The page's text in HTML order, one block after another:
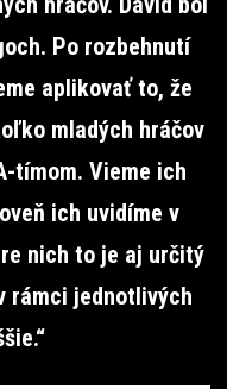
Po rozbehnutí
aplikovať to, že
mladých hráčov
tímom. Vieme ich
ich uvidíme v
nich to je aj určitý
rámci jednotlivých